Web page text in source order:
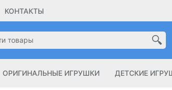
КОНТАКТЫ
ОРИГИНАЛЬНЫЕ ИГРУШКИ ДЕТСКИЕ